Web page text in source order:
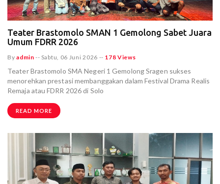
Teater Brastomolo SMAN 1 Gemolong Sabet Juara
Umum FDRR 2026
Byadmin -- Sabtu, 06 Juni 2026 -- 178 Views
Teater Brastomolo SMA Negeri 1 Gemolong Sragen sukses
menorehkan prestasi membanggakan dalam Festival Drama Realis
Remaja atau FDRR 2026 di Solo
READ MORE